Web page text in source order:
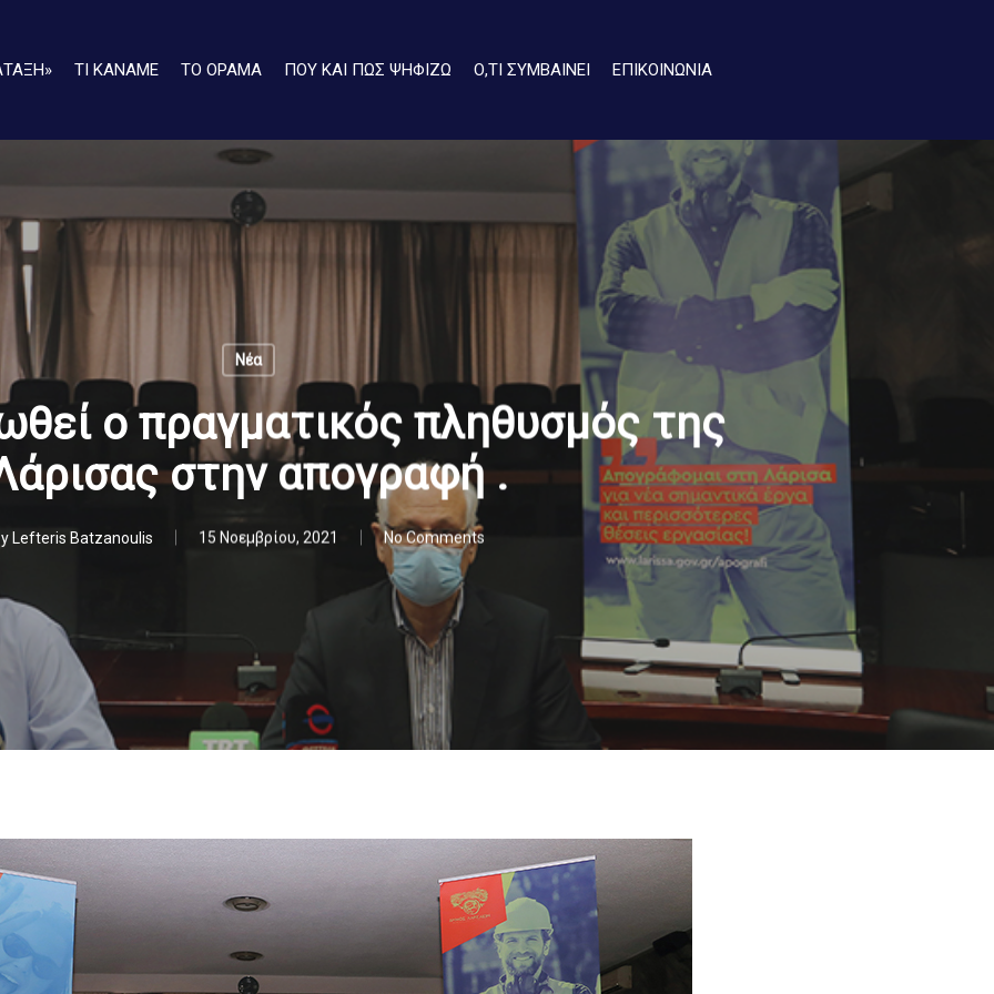
ΤΙ ΚΑΝΑΜΕ ΤΟ ΟΡΑΜΑ ΠΟΥ ΚΑΙ ΠΩΣ ΨΗΦΙΖΩ Ο,ΤΙ ΣΥΜΒΑΙΝΕΙ ΕΠΙΚΟΙΝΩΝΙΑ
Νέα
ο πραγματικός πληθυσμός της
στην απογραφή .
Lefteris Batzanoulis 15 Νοεμβρίου, 2021 No Comments